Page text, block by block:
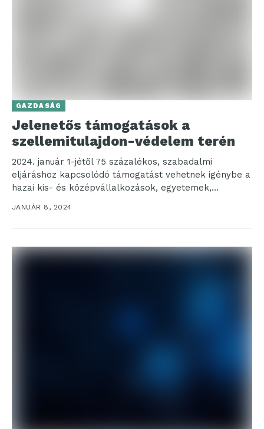
GAZDASÁG
Jelenetős támogatások a
szellemitulajdon-védelem terén
2024. január 1-jétől 75 százalékos, szabadalmi
eljáráshoz kapcsolódó támogatást vehetnek igénybe a
hazai kis- és középvállalkozások, egyetemek,
kutatóhelyek vagy magánszemélyek. Az intézkedés a...
JANUÁR 8, 2024